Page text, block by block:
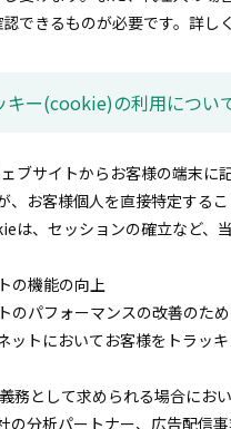
できるものが必要です。詳し
キー(cookie)の利用につい
ブサイトからお客様の端末に
、お客様個人を直接特定するこ
は、セッションの確立など、
の機能の向上
のパフォーマンスの改善のた
ットにおいてお客様をトラッ
務として求められる場合にお
の分析パートナー、広告配信